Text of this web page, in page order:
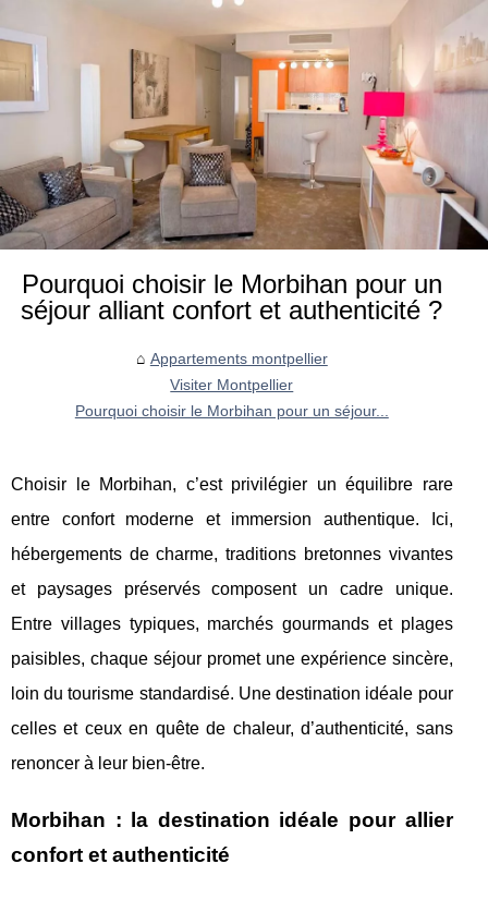
Pourquoi choisir le Morbihan pour un
séjour alliant confort et authenticité ?
Appartements montpellier
Visiter Montpellier
Pourquoi choisir le Morbihan pour un séjour...
Choisir le Morbihan, c’est privilégier un équilibre rare
entre confort moderne et immersion authentique. Ici,
hébergements de charme, traditions bretonnes vivantes
et paysages préservés composent un cadre unique.
Entre villages typiques, marchés gourmands et plages
paisibles, chaque séjour promet une expérience sincère,
loin du tourisme standardisé. Une destination idéale pour
celles et ceux en quête de chaleur, d’authenticité, sans
renoncer à leur bien-être.
Morbihan : la destination idéale pour allier
confort et authenticité